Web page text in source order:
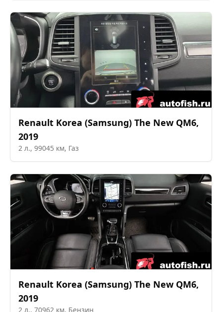
Renault Korea (Samsung) The New QM6,
2019
2 л., 99045 км, Газ
Renault Korea (Samsung) The New QM6,
2019
2 л., 70962 км, Бензин